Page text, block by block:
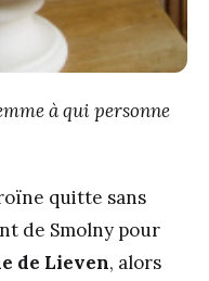
à qui personne
quitte sans
de Smolny pour
de Lieven, alors